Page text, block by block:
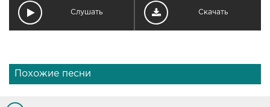
Слушать Скачать
Похожие песни